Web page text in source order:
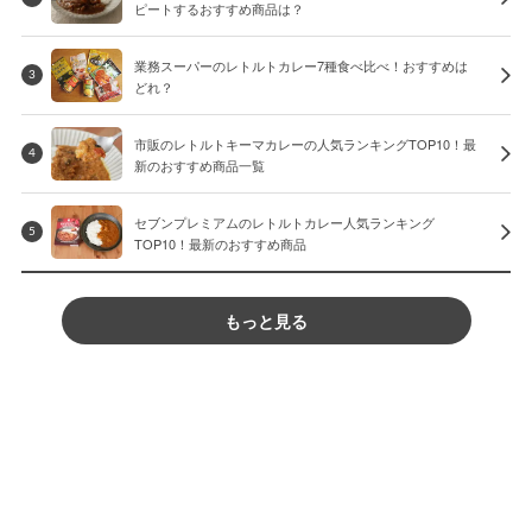
ピートするおすすめ商品は？
3
業務スーパーのレトルトカレー7種食べ比べ！おすすめは
どれ？
4
市販のレトルトキーマカレーの人気ランキングTOP10！最
新のおすすめ商品一覧
5
セブンプレミアムのレトルトカレー人気ランキング
TOP10！最新のおすすめ商品
もっと見る